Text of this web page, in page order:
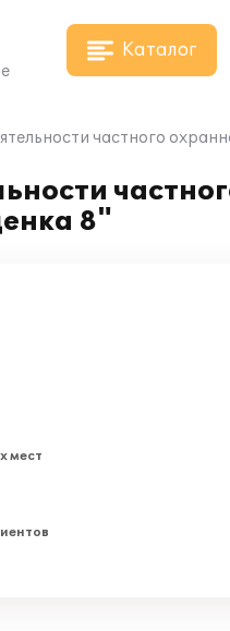
Каталог
частного
8"
мест